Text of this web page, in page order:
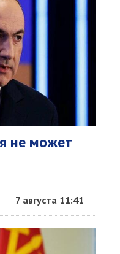
не может
7 августа 11:41